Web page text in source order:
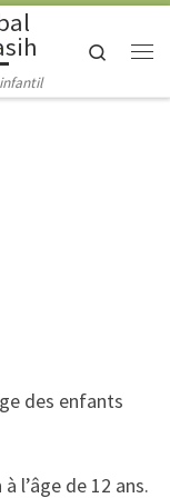
Search
des enfants
l’âge de 12 ans.